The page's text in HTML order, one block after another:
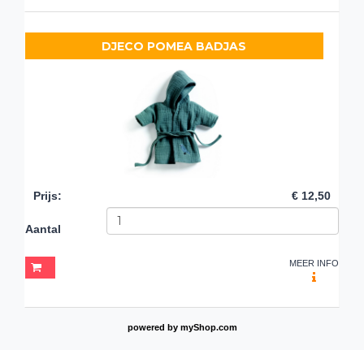
DJECO POMEA BADJAS
Prijs: € 12,50
Aantal
MEER INFO
powered by myShop.com